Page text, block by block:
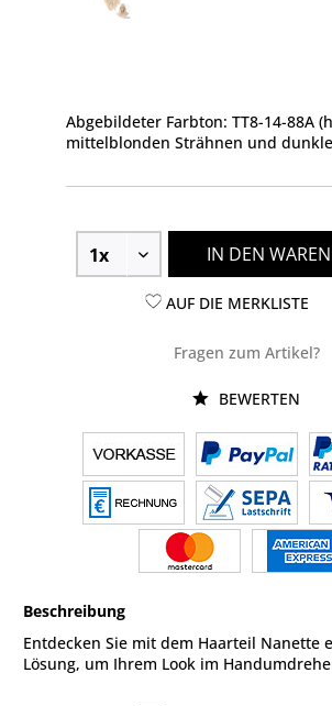
Abgebildeter Farbton: TT8-14-88A
mittelblonden Strähnen und
IN DEN
AUF DIE MERKLISTE
Fragen zum Artikel?
BEWERTEN
Beschreibung
Entdecken Sie mit dem Haarteil Nanette
Lösung, um Ihrem Look im